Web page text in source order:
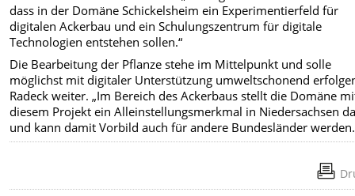
dass in der Domäne Schickelsheim ein Experimentierfeld für
digitalen Ackerbau und ein Schulungszentrum für digitale
Technologien entstehen sollen.“
Die Bearbeitung der Pflanze stehe im Mittelpunkt und solle
möglichst mit digitaler Unterstützung umweltschonend
Radeck weiter. „Im Bereich des Ackerbaus stellt die Domäne
diesem Projekt ein Alleinstellungsmerkmal in Niedersachsen
und kann damit Vorbild auch für andere Bundesländer